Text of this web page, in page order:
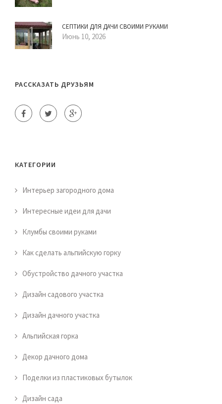
СЕПТИКИ ДЛЯ ДАЧИ СВОИМИ РУКАМИ
Июнь 10, 2026
РАССКАЗАТЬ ДРУЗЬЯМ
КАТЕГОРИИ
Интерьер загородного дома
Интересные идеи для дачи
Клумбы своими руками
Как сделать альпийскую горку
Обустройство дачного участка
Дизайн садового участка
Дизайн дачного участка
Альпийская горка
Декор дачного дома
Поделки из пластиковых бутылок
Дизайн сада